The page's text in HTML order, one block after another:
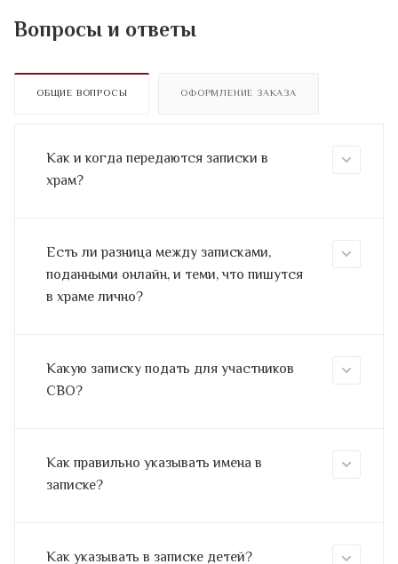
Вопросы и ответы
ОБЩИЕ ВОПРОСЫ ОФОРМЛЕНИЕ ЗАКАЗА
Как и когда передаются записки в
храм?
Есть ли разница между записками,
поданными онлайн, и теми, что пишутся
в храме лично?
Какую записку подать для участников
СВО?
Как правильно указывать имена в
записке?
Как указывать в записке детей?